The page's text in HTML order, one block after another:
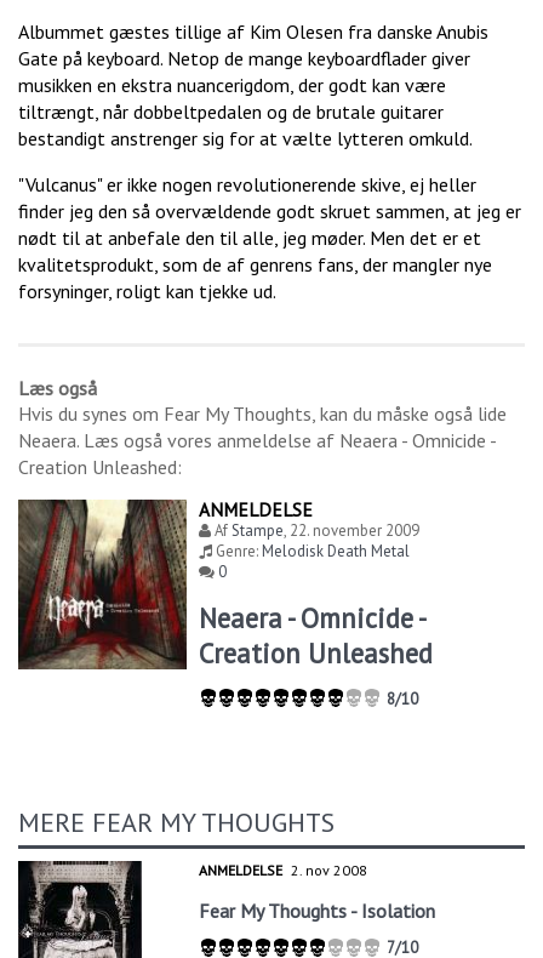
Albummet gæstes tillige af Kim Olesen fra danske Anubis
Gate på keyboard. Netop de mange keyboardflader giver
musikken en ekstra nuancerigdom, der godt kan være
tiltrængt, når dobbeltpedalen og de brutale guitarer
bestandigt anstrenger sig for at vælte lytteren omkuld.
"Vulcanus" er ikke nogen revolutionerende skive, ej heller
finder jeg den så overvældende godt skruet sammen, at jeg er
nødt til at anbefale den til alle, jeg møder. Men det er et
kvalitetsprodukt, som de af genrens fans, der mangler nye
forsyninger, roligt kan tjekke ud.
Læs også
Hvis du synes om Fear My Thoughts, kan du måske også lide
Neaera. Læs også vores anmeldelse af Neaera - Omnicide -
Creation Unleashed:
ANMELDELSE
AfStampe, 22. november 2009
Genre:Melodisk Death Metal
0
Neaera - Omnicide -
Creation Unleashed
8/10
MERE FEAR MY THOUGHTS
ANMELDELSE 2. nov 2008
Fear My Thoughts - Isolation
7/10